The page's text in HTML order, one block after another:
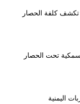
تكشف كلفة الحصار
تحت الحصار
اليمنية